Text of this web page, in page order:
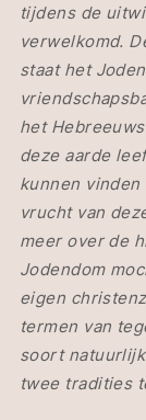
tijdens de
verwelkomd.
staat het
het
deze aarde
kunnen
vrucht van
meer over de
Jodendom
eigen
termen van
soort
twee tradities